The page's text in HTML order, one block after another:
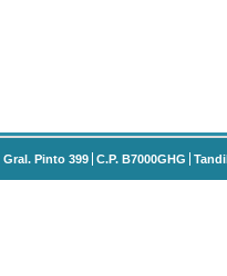
Gral. Pinto 399 C.P. B7000GHG